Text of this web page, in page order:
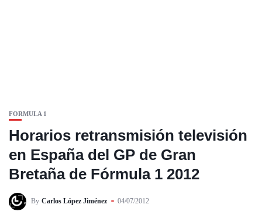
FORMULA 1
Horarios retransmisión televisión
en España del GP de Gran
Bretaña de Fórmula 1 2012
By Carlos López Jiménez 04/07/2012